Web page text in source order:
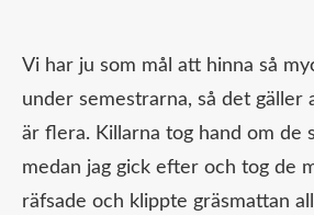
Vi har ju som mål att hinna så
under semestrarna, så det gäller
är flera. Killarna tog hand om de
medan jag gick efter och tog de
räfsade och klippte gräsmattan